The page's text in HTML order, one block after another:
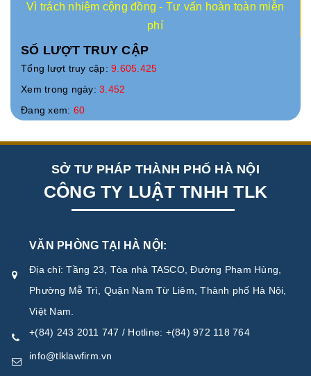
Vì trách nhiệm cộng đồng - Tư vấn hoàn toàn miễn
phí
SỐ LƯỢT TRUY CẬP
Tổng lượt truy cập: 9.605.425
Xem trong ngày: 3.452
Đang xem: 60
SỞ TƯ PHÁP THÀNH PHỐ HÀ NỘI
CÔNG TY LUẬT TNHH TLK
VĂN PHÒNG TẠI HÀ NỘI:
Địa chỉ: Tầng 23, Tòa nhà TASCO, Đường Phạm Hùng,
Phường Mễ Trì, Quận Nam Từ Liêm, Thành phố Hà Nội,
Việt Nam.
+(84) 243 2011 747 / Hotline: +(84) 972 118 764
info@tlklawfirm.vn